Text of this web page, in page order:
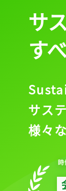
サ
す
サス
様々